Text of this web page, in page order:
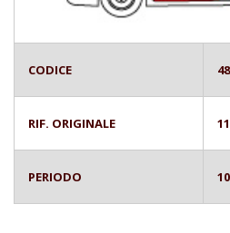
CODICE
RIF. ORIGINALE
PERIODO